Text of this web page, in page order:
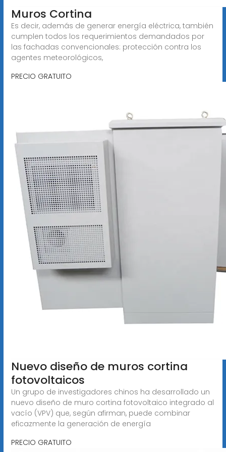
Muros Cortina
Es decir, además de generar energía eléctrica, también
cumplen todos los requerimientos demandados por
las fachadas convencionales: protección contra los
agentes meteorológicos,
PRECIO GRATUITO
Nuevo diseño de muros cortina
fotovoltaicos
Un grupo de investigadores chinos ha desarrollado un
nuevo diseño de muro cortina fotovoltaico integrado al
vacío (VPV) que, según afirman, puede combinar
eficazmente la generación de energía
PRECIO GRATUITO